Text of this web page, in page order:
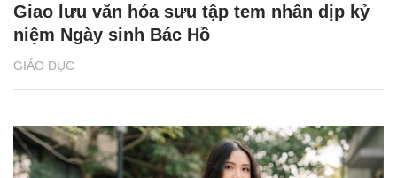
GIÁO DỤC
Giao lưu văn hóa sưu tập tem nhân dịp kỷ
niệm Ngày sinh Bác Hồ